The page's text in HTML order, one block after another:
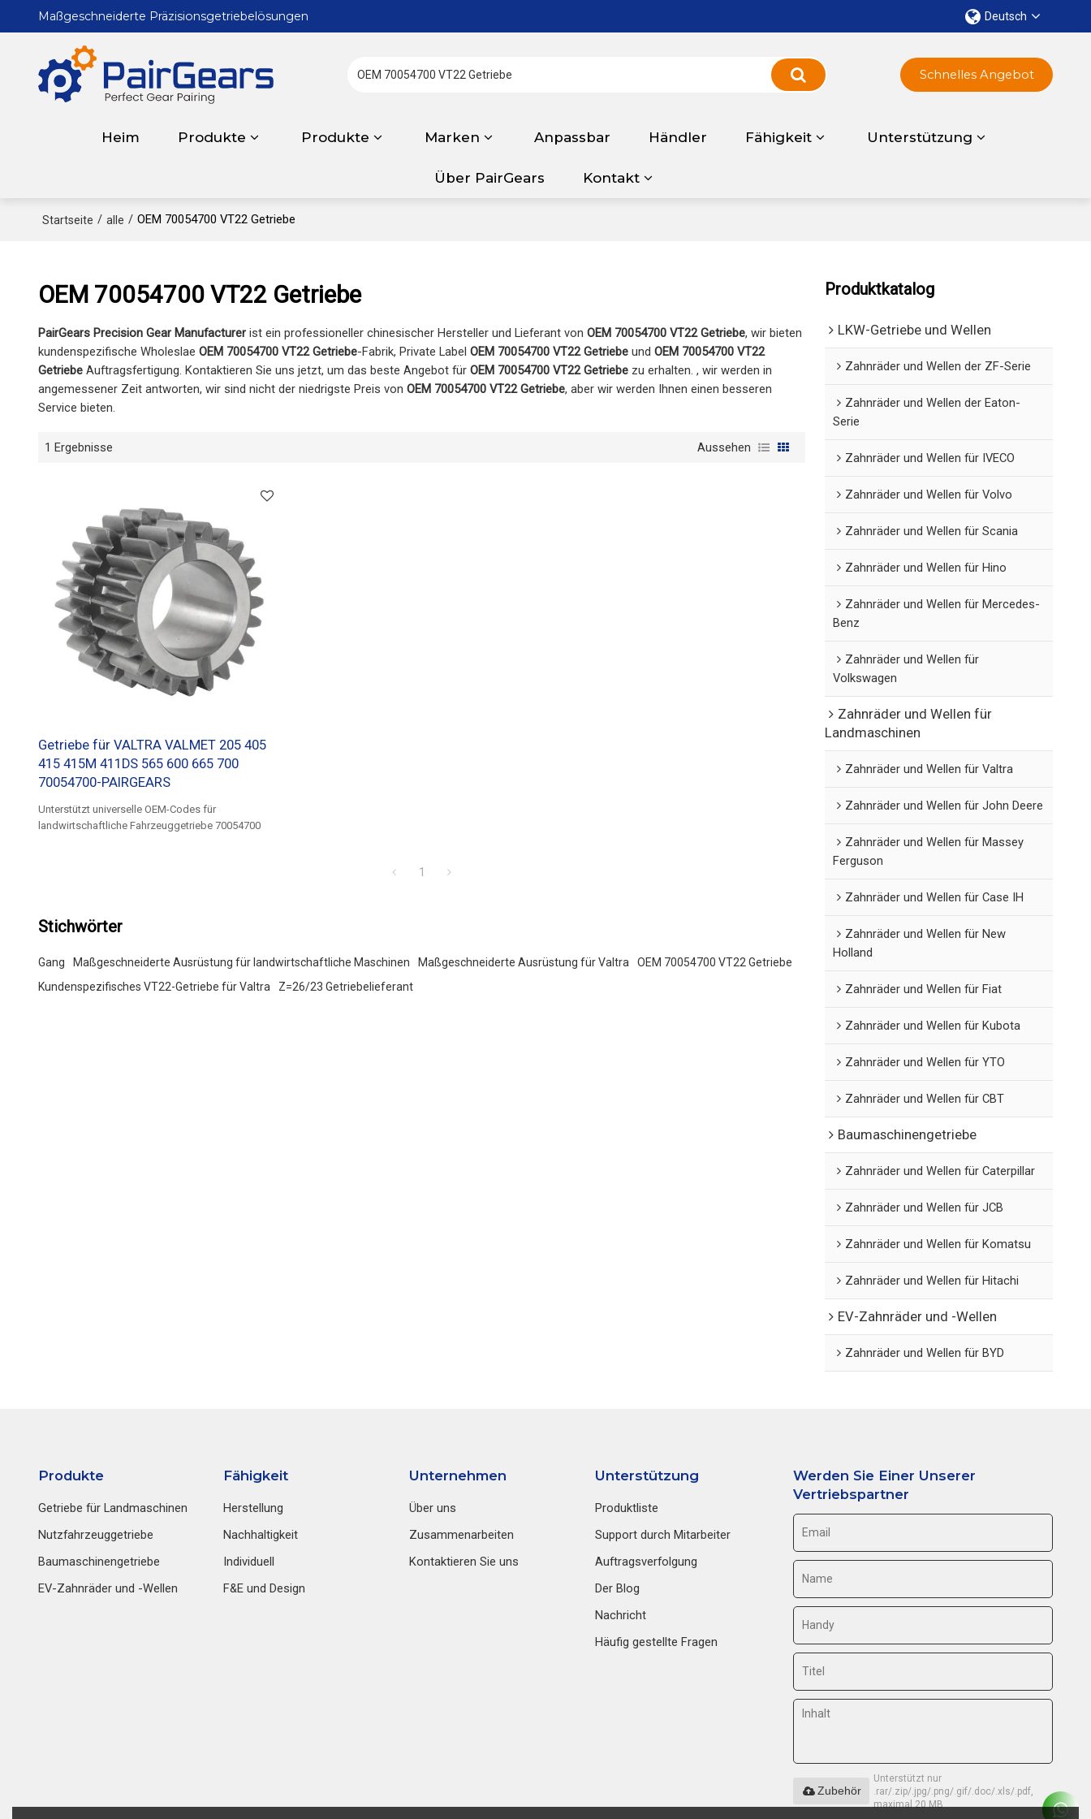
Maßgeschneiderte Präzisionsgetriebelösungen Deutsch
Heim Produkte Produkte Marken Anpassbar Händler Fähigkeit Unterstützung
Über PairGears Kontakt
Schnelles Angebot
Startseite / alle / OEM 70054700 VT22 Getriebe
OEM 70054700 VT22 Getriebe
PairGears Precision Gear Manufacturerist ein professioneller chinesischer Hersteller und Lieferant von OEM 70054700 VT22 Getriebe, wir bieten
kundenspezifische Wholeslae OEM 70054700 VT22 Getriebe-Fabrik, Private Label OEM 70054700 VT22 Getriebeund OEM 70054700 VT22
GetriebeAuftragsfertigung. Kontaktieren Sie uns jetzt, um das beste Angebot für OEM 70054700 VT22 Getriebezu erhalten. , wir werden in
angemessener Zeit antworten, wir sind nicht der niedrigste Preis von OEM 70054700 VT22 Getriebe, aber wir werden Ihnen einen besseren
Service bieten.
1 Ergebnisse Aussehen
Getriebe für VALTRA VALMET 205 405
415 415M 411DS 565 600 665 700
70054700-PAIRGEARS
Unterstützt universelle OEM-Codes für
landwirtschaftliche Fahrzeuggetriebe 70054700
1
Stichwörter
Gang Maßgeschneiderte Ausrüstung für landwirtschaftliche Maschinen Maßgeschneiderte Ausrüstung für Valtra
OEM 70054700 VT22 Getriebe
Kundenspezifisches VT22-Getriebe für Valtra
Z=26/23 Getriebelieferant
Produktkatalog
LKW-Getriebe und Wellen
Zahnräder und Wellen der ZF-Serie
Zahnräder und Wellen der Eaton-
Serie
Zahnräder und Wellen für IVECO
Zahnräder und Wellen für Volvo
Zahnräder und Wellen für Scania
Zahnräder und Wellen für Hino
Zahnräder und Wellen für Mercedes-
Benz
Zahnräder und Wellen für
Volkswagen
Zahnräder und Wellen für
Landmaschinen
Zahnräder und Wellen für Valtra
Zahnräder und Wellen für John Deere
Zahnräder und Wellen für Massey
Ferguson
Zahnräder und Wellen für Case IH
Zahnräder und Wellen für New
Holland
Zahnräder und Wellen für Fiat
Zahnräder und Wellen für Kubota
Zahnräder und Wellen für YTO
Zahnräder und Wellen für CBT
Baumaschinengetriebe
Zahnräder und Wellen für Caterpillar
Zahnräder und Wellen für JCB
Zahnräder und Wellen für Komatsu
Zahnräder und Wellen für Hitachi
EV-Zahnräder und -Wellen
Zahnräder und Wellen für BYD
Produkte
Getriebe für Landmaschinen
Nutzfahrzeuggetriebe
Baumaschinengetriebe
EV-Zahnräder und -Wellen
Fähigkeit
Herstellung
Nachhaltigkeit
Individuell
F&E und Design
Unternehmen
Über uns
Zusammenarbeiten
Kontaktieren Sie uns
Unterstützung
Produktliste
Support durch Mitarbeiter
Auftragsverfolgung
Der Blog
Nachricht
Häufig gestellte Fragen
Werden Sie Einer Unserer
Vertriebspartner
Unterstützt nur
.rar/.zip/.jpg/.png/.gif/.doc/.xls/.pdf,
maximal 20 MB
Zubehör